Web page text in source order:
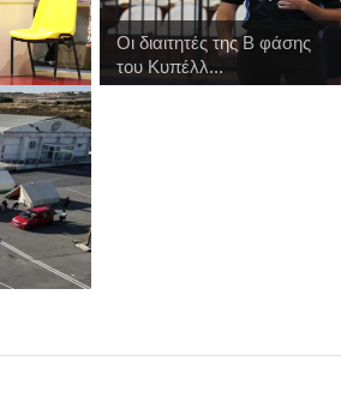
Οι διαιτητές της Β φάσης
του Κυπέλλ...